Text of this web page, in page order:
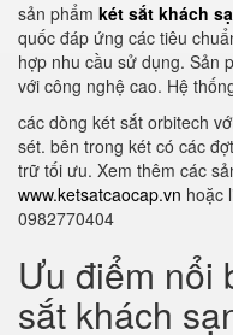
sản phẩm két sắt khách
quốc đáp ứng các tiêu
hợp nhu cầu sử dụng. Sản
với công nghệ cao. Hệ
các dòng két sắt orbitech
sét. bên trong két có các
trữ tối ưu. Xem thêm các
www.ketsatcaocap.vn hoặc
0982770404
Ưu điểm nổi
sắt khách